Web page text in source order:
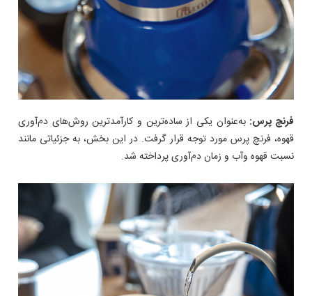
فرنچ پرس: به‌عنوان یکی از ساده‌ترین و کارآمدترین روش‌های دم‌آوری
قهوه، فرنچ پرس مورد توجه قرار گرفت. در این بخش، به جزئیاتی مانند
نسبت قهوه وآب و زمان دم‌آوری پرداخته شد.